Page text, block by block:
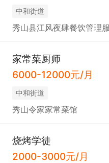
中和街道
秀山县江风夜肆餐饮管理
家常菜厨师
6000-12000元/月
中和街道
秀山令家家常菜馆
烧烤学徒
2000-3000元/月